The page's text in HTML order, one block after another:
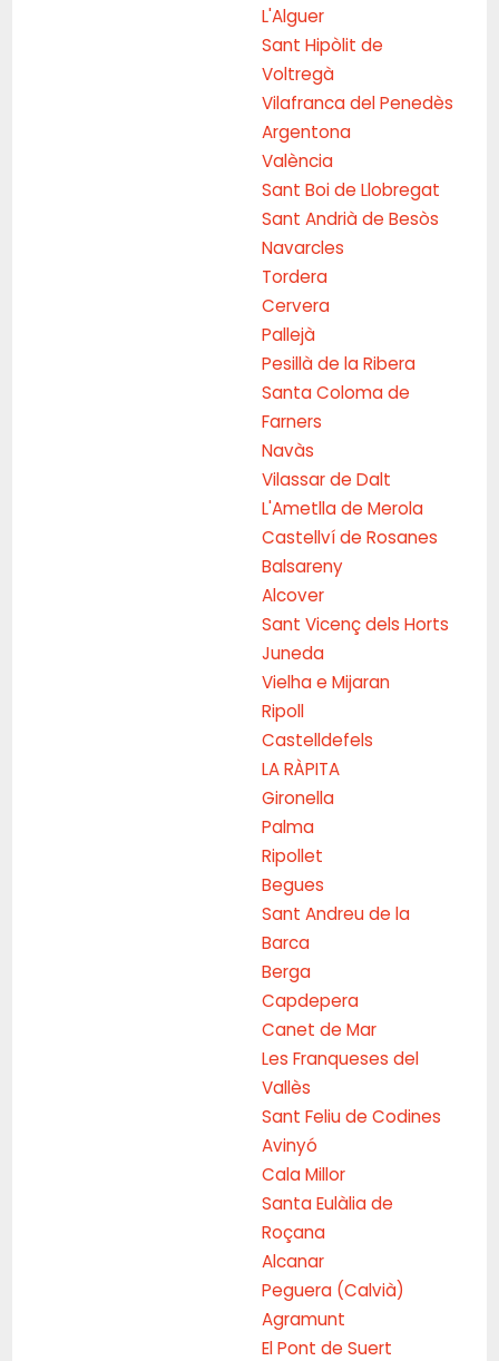
L'Alguer
Sant Hipòlit de
Voltregà
Vilafranca del Penedès
Argentona
València
Sant Boi de Llobregat
Sant Andrià de Besòs
Navarcles
Tordera
Cervera
Pallejà
Pesillà de la Ribera
Santa Coloma de
Farners
Navàs
Vilassar de Dalt
L'Ametlla de Merola
Castellví de Rosanes
Balsareny
Alcover
Sant Vicenç dels Horts
Juneda
Vielha e Mijaran
Ripoll
Castelldefels
LA RÀPITA
Gironella
Palma
Ripollet
Begues
Sant Andreu de la
Barca
Berga
Capdepera
Canet de Mar
Les Franqueses del
Vallès
Sant Feliu de Codines
Avinyó
Cala Millor
Santa Eulàlia de
Roçana
Alcanar
Peguera (Calvià)
Agramunt
El Pont de Suert